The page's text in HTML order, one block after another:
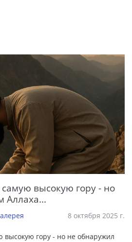
самую высокую гору - но
Аллаха...
8 октября 2025 г.
высокую гору - но не обнаружил